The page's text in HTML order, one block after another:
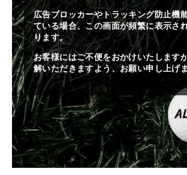
広告ブロッカーやトラッキング防止機
ている場合、この画面が頻繁に表示さ
ります。
お客様にはご不便をおかけいたします
解いただきますよう、お願い申し上げ